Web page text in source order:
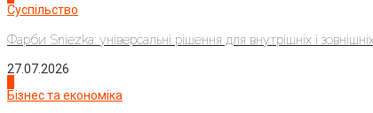
Суспільство
Фарби Sniezka: універсальні рішення для внутрішніх і
27.07.2026
Бізнес та економіка